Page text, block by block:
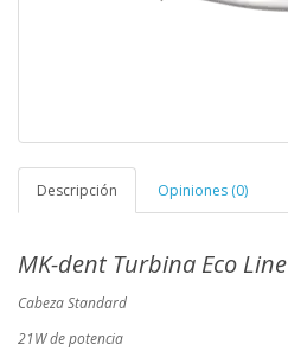
Descripción Opiniones (0)
MK-dent Turbina Eco Line
Cabeza Standard
21W de potencia